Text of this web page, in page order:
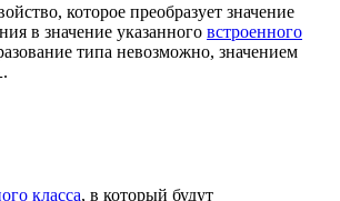
которое преобразует значение
в значение указанного встроенного
типа невозможно, значением
.
класса, в который будут